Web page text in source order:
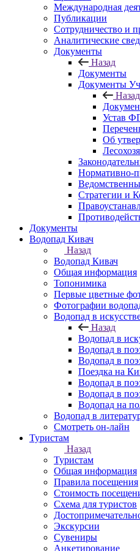
Международная
Публикации
Сотрудничество и
Аналитические
Документы
Назад
Документы
Документы
Назад
Устав
Об
Нормативно-
Стратегии и
Документы
Водопад Кивач
Назад
Водопад Кивач
Общая информация
Топонимика
Первые цветные
Фотографии
Водопад в
Назад
Водопад в
Водопад в
Водопад в
Поездка на
Водопад в
Водопад в
Водопад на
Водопад в
Смотреть он-лайн
Туристам
Назад
Туристам
Общая информация
Правила посещения
Стоимость
Схема для туристов
Экскурсии
Сувениры
Анкетирование